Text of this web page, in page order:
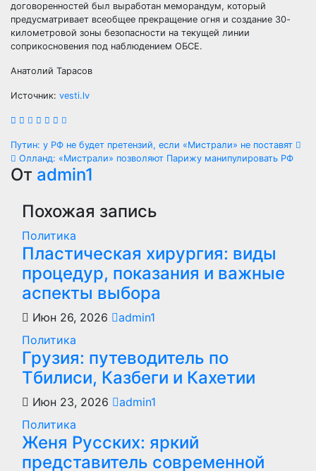
договоренностей был выработан меморандум, который
предусматривает всеобщее прекращение огня и создание 30-
километровой зоны безопасности на текущей линии
соприкосновения под наблюдением ОБСЕ.
Анатолий Тарасов
Источник: vesti.lv
Навигация
по
записям
Путин: у РФ не будет претензий, если «Мистрали» не поставят
Олланд: «Мистрали» позволяют Парижу манипулировать РФ
От admin1
Похожая запись
Политика
Пластическая хирургия: виды
процедур, показания и важные
аспекты выбора
Июн 26, 2026
admin1
Политика
Грузия: путеводитель по
Тбилиси, Казбеги и Кахетии
Июн 23, 2026
admin1
Политика
Женя Русских: яркий
представитель современной